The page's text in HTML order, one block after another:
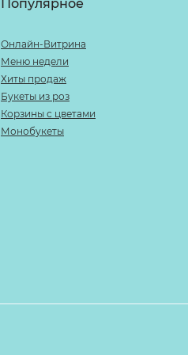
Популярное
Онлайн-Витрина
Меню недели
Хиты продаж
Букеты из роз
Корзины с цветами
Монобукеты